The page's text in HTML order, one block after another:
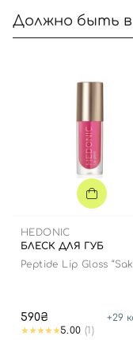
Должно быть в
HEDONIC
БЛЕСК ДЛЯ ГУБ
Peptide Lip Gloss
590₴ +29
5.00 (1)